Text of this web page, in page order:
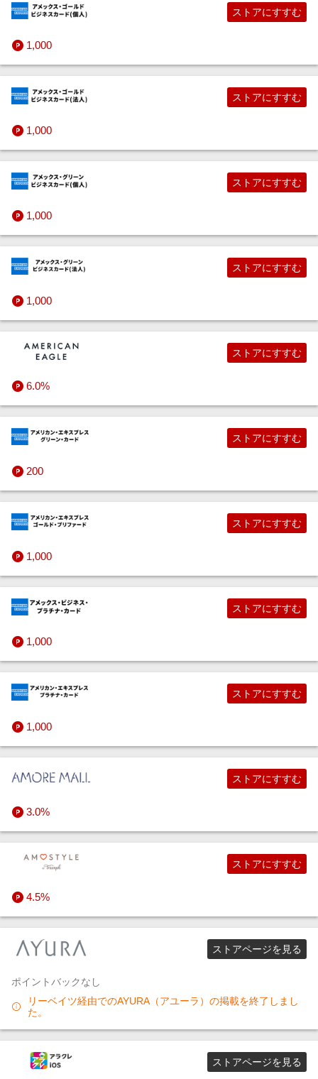
1,000
ストアにすすむ
1,000
ストアにすすむ
1,000
ストアにすすむ
1,000
ストアにすすむ
6.0%
ストアにすすむ
200
ストアにすすむ
1,000
ストアにすすむ
1,000
ストアにすすむ
1,000
ストアにすすむ
3.0%
ストアにすすむ
4.5%
ストアにすすむ
ポイントバックなし
ストアページを見る
リーベイツ経由でのAYURA（アユーラ）の掲載を終了しまし
た。
ストアページを見る